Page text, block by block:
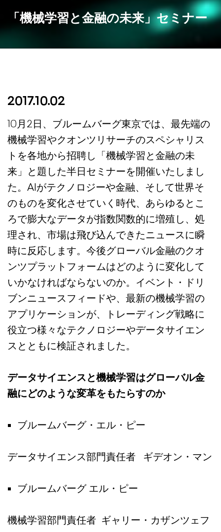
「機械学習と金融の未来」セミナー
2017.10.02
10月2日、ブルームバーグ東京では、最先端の
機械学習やクオンツリサーチのスペシャリス
トを各地から招聘し「機械学習と金融の未
来」と題した半日セミナーを開催いたしまし
た。AIがテクノロジーや金融、そして世界そ
のものを変化させていく時代、あらゆるとこ
ろで膨大なデータが指数関数的に増殖し、処
理され、市場は飛び込んできたニュースに瞬
時に反応します。今後グローバル金融のクオ
ンツプラットフォームはどのように変化して
いかなければならないのか。イベント・ドリ
ブンニュースフィードや、最新の機械学習の
アプリケーションが、トレーディング戦略に
役立つ様々なテクノロジーやデータサイエン
スとともに検証されました。
データサイエンスと機械学習はグローバル金
融にどのような変革をもたらすのか
ブルームバーグ・エル・ピー
データサイエンス部門責任者 ギデオン・マン
ブルームバーグ エル・ピー
機械学習部門責任者 ギャリー・カザンツェフ